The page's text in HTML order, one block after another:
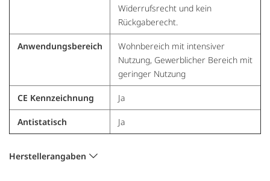
Widerrufsrecht und kein
Rückgaberecht.
Anwendungsbereich
Wohnbereich mit intensiver
Nutzung, Gewerblicher Bereich mit
geringer Nutzung
CE Kennzeichnung Ja
Antistatisch Ja
Herstellerangaben